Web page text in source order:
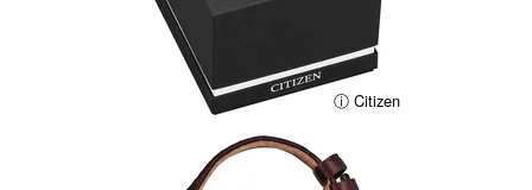
ⓘ Citizen